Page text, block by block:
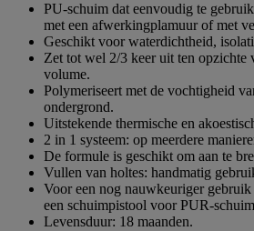
sterren.
PU-schuim dat eenvoudig te
met een afwerkingplamuur of met
Geschikt voor waterdichtheid,
Zet tot wel 2/3 keer uit ten opzichte
volume.
Polymeriseert met de vochtigheid
ondergrond.
Uitstekende thermische en
2 in 1 systeem: op meerdere
De formule is geschikt om aan te
Vullen van holtes: handmatig
Voor een nog nauwkeuriger
een schuimpistool voor PUR-
Levensduur: 18 maanden.